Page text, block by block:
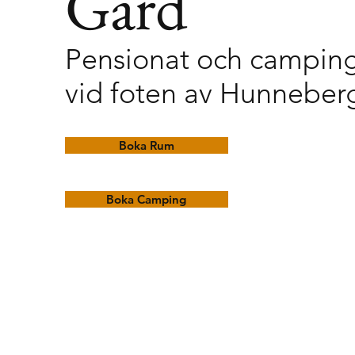
Pensionat och
vid foten av
Boka Rum
Boka Camping